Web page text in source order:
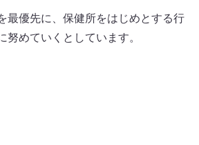
最優先に、保健所をはじめとする行
めていくとしています。